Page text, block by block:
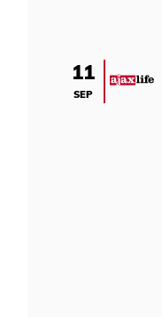
11
SEP